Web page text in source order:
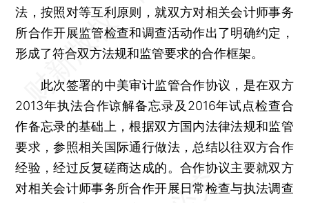
法，按照对等互利原则，就双方对相关会计师事务
所合作开展监管检查和调查活动作出了明确约定，
形成了符合双方法规和监管要求的合作框架。
此次签署的中美审计监管合作协议，是在双方
2013年执法合作谅解备忘录及2016年试点检查合
作备忘录的基础上，根据双方国内法律法规和监管
要求，参照相关国际通行做法，总结以往双方合作
经验，经过反复磋商达成的。合作协议主要就双方
对相关会计师事务所合作开展日常检查与执法调查